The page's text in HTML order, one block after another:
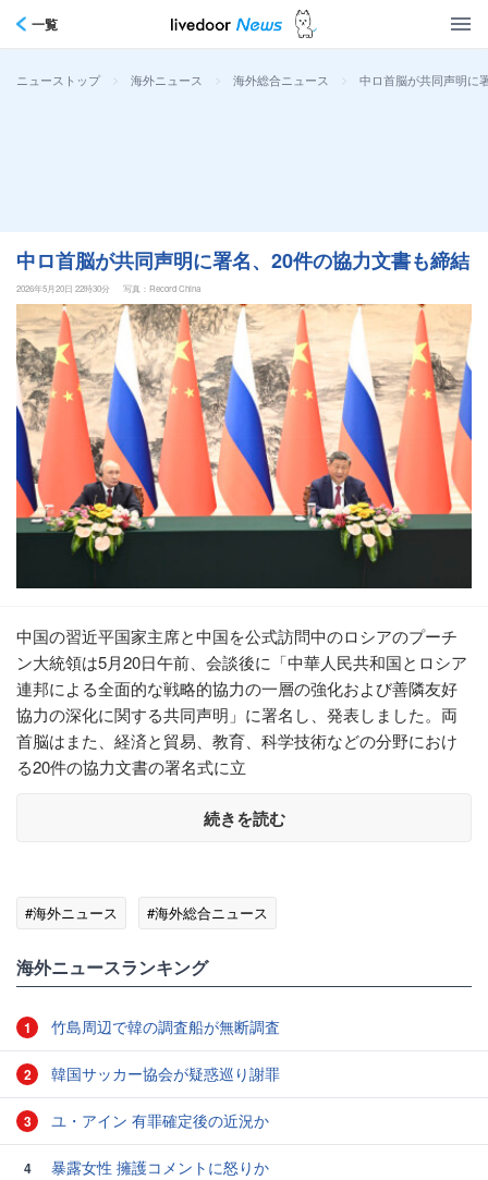
一覧
ニューストップ > 海外ニュース > 海外総合ニュース > 中ロ首脳が共同声明に
中ロ首脳が共同声明に署名、20件の協力文書も締結
2026年5月20日 22時30分 写真：Record China
中国の習近平国家主席と中国を公式訪問中のロシアのプーチ
ン大統領は5月20日午前、会談後に「中華人民共和国とロシア
連邦による全面的な戦略的協力の一層の強化および善隣友好
協力の深化に関する共同声明」に署名し、発表しました。両
首脳はまた、経済と貿易、教育、科学技術などの分野におけ
る20件の協力文書の署名式に立
続きを読む
#海外ニュース #海外総合ニュース
海外ニュースランキング
1 竹島周辺で韓の調査船が無断調査
2 韓国サッカー協会が疑惑巡り謝罪
3 ユ・アイン 有罪確定後の近況か
4 暴露女性 擁護コメントに怒りか